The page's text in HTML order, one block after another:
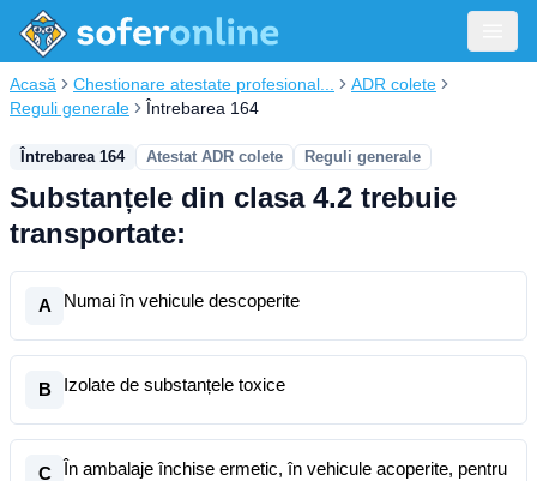
Acasă Chestionare atestate profesional...
ADR colete
Reguli generale
Întrebarea 164
Întrebarea 164 Atestat ADR colete Reguli generale
Substanțele din clasa 4.2 trebuie
transportate:
A Numai în vehicule descoperite
B Izolate de substanțele toxice
C
În ambalaje închise ermetic, în vehicule acoperite, pentru